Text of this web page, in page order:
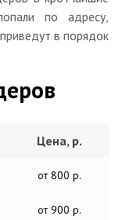
по адресу,
в порядок
Цена, р.
от 800 р.
от 900 р.